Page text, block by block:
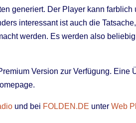
generiert. Der Player kann farblich
interessant ist auch die
werden. Es werden also
Version zur Verfügung. Eine
und bei FOLDEN.DE unter Web